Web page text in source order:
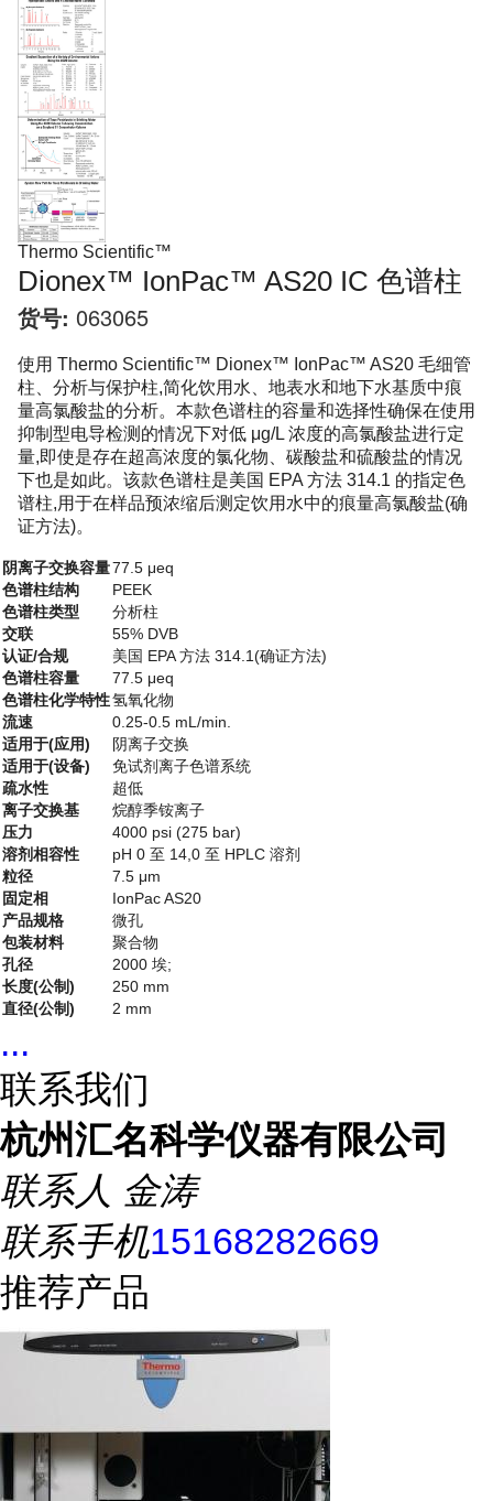
Thermo Scientific™
Dionex™ IonPac™ AS20 IC 色谱柱
货号: 063065
使用 Thermo Scientific™ Dionex™ IonPac™ AS20 毛细管
柱、分析与保护柱,简化饮用水、地表水和地下水基质中痕
量高氯酸盐的分析。本款色谱柱的容量和选择性确保在使用
抑制型电导检测的情况下对低 μg/L 浓度的高氯酸盐进行定
量,即使是存在超高浓度的氯化物、碳酸盐和硫酸盐的情况
下也是如此。该款色谱柱是美国 EPA 方法 314.1 的指定色
谱柱,用于在样品预浓缩后测定饮用水中的痕量高氯酸盐(确
证方法)。
阴离子交换容量77.5 μeq
色谱柱结构
PEEK
色谱柱类型
分析柱
交联
55% DVB
认证/合规
美国 EPA 方法 314.1(确证方法)
色谱柱容量
77.5 μeq
色谱柱化学特性氢氧化物
流速
0.25-0.5 mL/min.
适用于(应用)
阴离子交换
适用于(设备)
免试剂离子色谱系统
疏水性
超低
离子交换基
烷醇季铵离子
压力
4000 psi (275 bar)
溶剂相容性
pH 0 至 14,0 至 HPLC 溶剂
粒径
7.5 μm
固定相
IonPac AS20
产品规格
微孔
包装材料
聚合物
孔径
2000 埃;
长度(公制)
250 mm
直径(公制)
2 mm
...
联系我们
杭州汇名科学仪器有限公司
联系人 金涛
联系手机15168282669
推荐产品